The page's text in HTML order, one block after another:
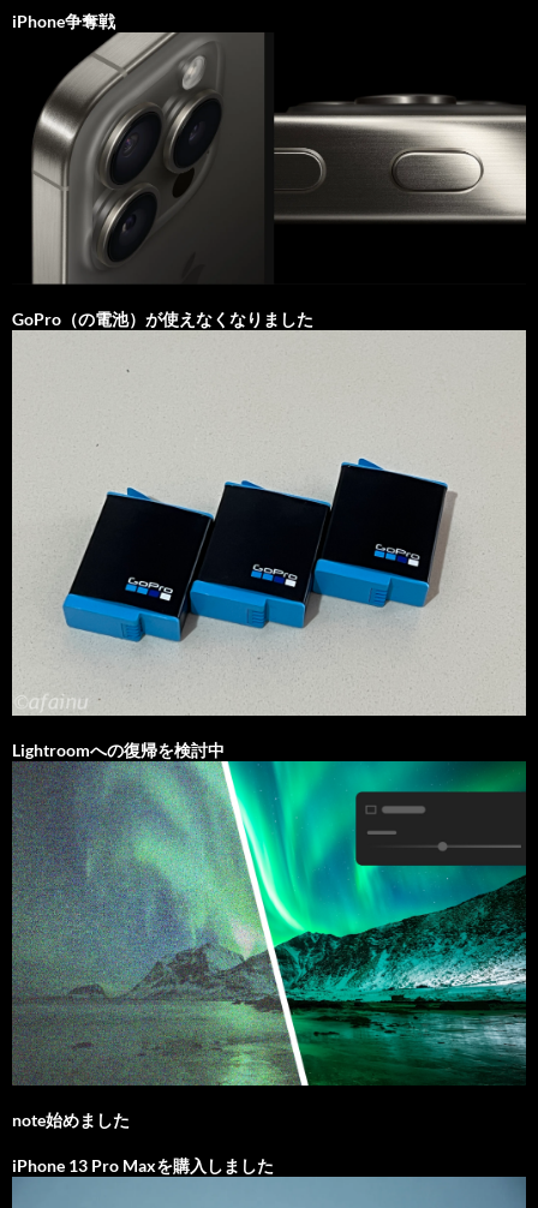
iPhone争奪戦
GoPro（の電池）が使えなくなりました
Lightroomへの復帰を検討中
note始めました
iPhone 13 Pro Maxを購入しました